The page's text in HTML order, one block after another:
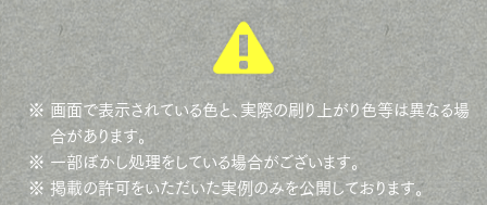
※ 画面で表示されている色と、実際の刷り上がり色等は異なる場
合があります。
※ 一部ぼかし処理をしている場合がございます。
※ 掲載の許可をいただいた実例のみを公開しております。